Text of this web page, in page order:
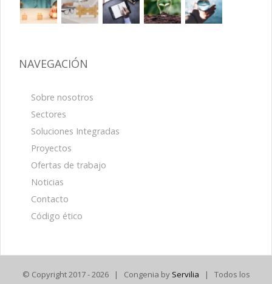
NAVEGACIÓN
Sobre nosotros
Sectores
Soluciones Integradas
Proyectos
Ofertas de trabajo
Noticias
Contacto
Código ético
© Copyright 2017 -2026 | Congenia by Servilia | Todos los